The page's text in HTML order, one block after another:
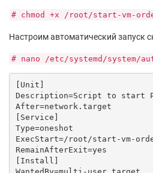
# chmod +x /root/start-vm-
Настроим автоматический запуск
# nano /etc/systemd/system/
[Unit]
Description=Script to start
After=network.target
[Service]
Type=oneshot
ExecStart=/root/start-vm-
RemainAfterExit=yes
[Install]